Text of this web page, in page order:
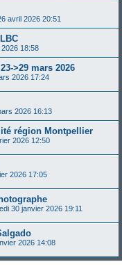
avril 2026 20:51
18:58
>29 mars 2026
2026 17:24
2026 16:13
région Montpellier
2026 12:50
2026 17:05
30 janvier 2026 19:11
2026 14:08